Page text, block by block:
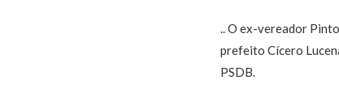
.. O ex-vereador
prefeito Cícero
PSDB.